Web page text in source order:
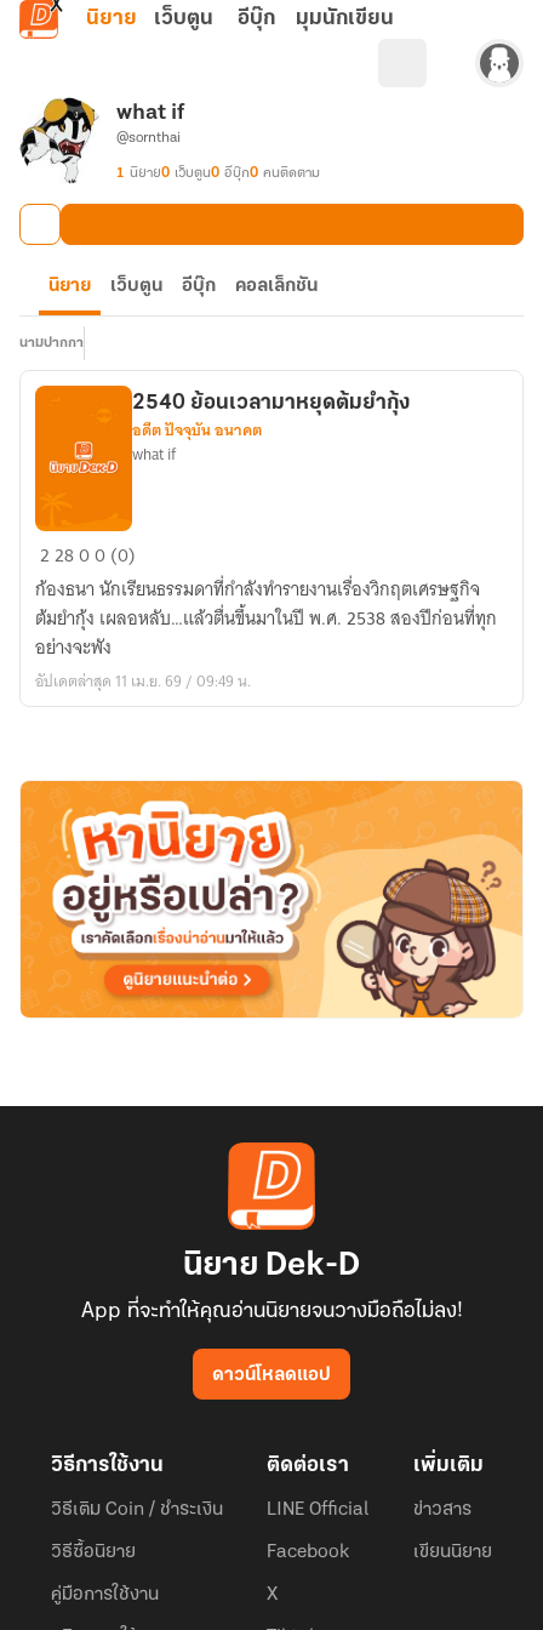
ข้ามไปยังเนื้อหาหลัก
นิยาย เว็บตูน อีบุ๊ก มุมนักเขียน
what if
@sornthai
1 นิยาย0 เว็บตูน0 อีบุ๊ก0 คนติดตาม
นิยาย เว็บตูน อีบุ๊ก คอลเล็กชัน
นามปากกา
2540
ย้อน
เวลา
มา
หยุด
ต้มยำ
2540 ย้อนเวลามาหยุดต้มยำกุ้ง
อดีต ปัจจุบัน อนาคต
what if
22800 (0)
ก้องธนา นักเรียนธรรมดาที่กำลังทำรายงานเรื่องวิกฤตเศรษฐกิจ
ต้มยำกุ้ง เผลอหลับ…แล้วตื่นขึ้นมาในปี พ.ศ. 2538 สองปีก่อนที่ทุก
อย่างจะพัง
อัปเดตล่าสุด 11 เม.ย. 69 / 09:49 น.
นิยาย Dek-D
App ที่จะทำให้คุณอ่านนิยายจนวางมือถือไม่ลง!
ดาวน์โหลดแอป
วิธีการใช้งาน
วิธีเติม Coin / ชำระเงิน
วิธีซื้อนิยาย
คู่มือการใช้งาน
ติดต่อเรา
LINE Official
Facebook
X
เพิ่มเติม
ข่าวสาร
เขียนนิยาย